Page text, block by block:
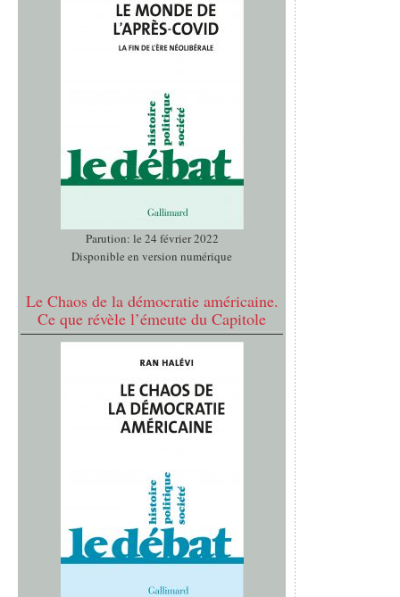
Parution: le 24 février 2022
Disponible en version numérique
Le Chaos de la démocratie américaine.
Ce que révèle l’émeute du Capitole